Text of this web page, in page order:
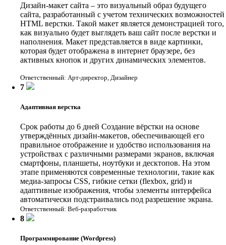
Дизайн-макет сайта – это визуальный образ будущего
сайта, разработанный с учетом технических возможностей
HTML верстки. Такой макет является демонстрацией того,
как визуально будет выглядеть ваш сайт после верстки и
наполнения. Макет представляется в виде картинки,
которая будет отображена в интернет браузере, без
активных кнопок и других динамических элементов.
Ответственный: Арт-директор, Дизайнер
7
Адаптивная верстка
Срок работы до 6 дней Создание вёрстки на основе
утверждённых дизайн-макетов, обеспечивающей его
правильное отображение и удобство использования на
устройствах с различными размерами экранов, включая
смартфоны, планшеты, ноутбуки и десктопов. На этом
этапе применяются современные технологии, такие как
медиа-запросы CSS, гибкие сетки (flexbox, grid) и
адаптивные изображения, чтобы элементы интерфейса
автоматически подстраивались под разрешение экрана.
Ответственный: Веб-разработчик
8
Программирование (Wordpress)